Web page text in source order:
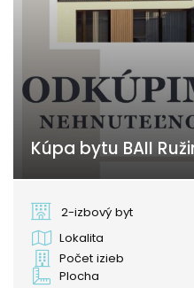
Kúpa bytu BAII
2-izbový byt
Lokalita
Počet izieb
Plocha